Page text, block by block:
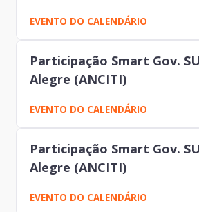
EVENTO DO CALENDÁRIO
Participação Smart Gov.
Alegre (ANCITI)
EVENTO DO CALENDÁRIO
Participação Smart Gov.
Alegre (ANCITI)
EVENTO DO CALENDÁRIO